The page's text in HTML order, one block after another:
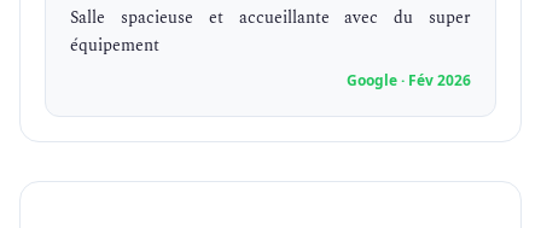
Salle spacieuse et accueillante avec du super
équipement
Google · Fév 2026